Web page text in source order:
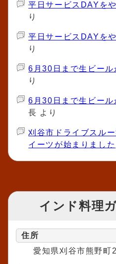
平日サービスDAYを
り
平日サービスDAYを
り
6月30日まで生ビール
り
6月30日まで生ビール
長 より
刈谷市ドライブスル
イーツが始まりました
インド料理
住所
愛知県刈谷市熊野町